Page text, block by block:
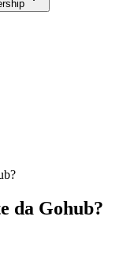
da Gohub?